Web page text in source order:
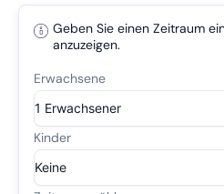
Geben Sie einen Zeitraum
anzuzeigen.